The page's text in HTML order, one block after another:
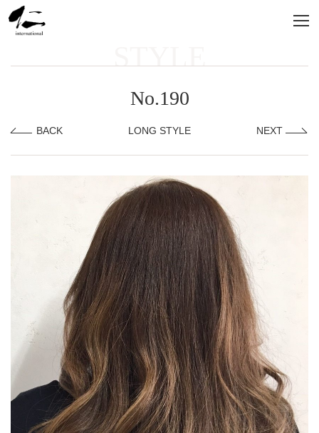
STYLE
No.190
BACK LONG STYLE NEXT